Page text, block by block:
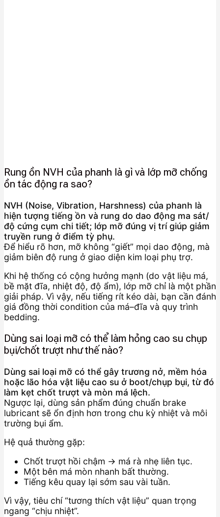
Rung ồn NVH của phanh là gì và lớp mỡ chống
ồn tác động ra sao?
NVH (Noise, Vibration, Harshness) của phanh là
hiện tượng tiếng ồn và rung do dao động ma sát/
độ cứng cụm chi tiết; lớp mỡ đúng vị trí giúp giảm
truyền rung ở điểm tỳ phụ.
Để hiểu rõ hơn, mỡ không “giết” mọi dao động, mà
giảm biên độ rung ở giao diện kim loại phụ trợ.
Khi hệ thống có cộng hưởng mạnh (do vật liệu má,
bề mặt đĩa, nhiệt độ, độ ẩm), lớp mỡ chỉ là một phần
giải pháp. Vì vậy, nếu tiếng rít kéo dài, bạn cần đánh
giá đồng thời condition của má–đĩa và quy trình
bedding.
Dùng sai loại mỡ có thể làm hỏng cao su chụp
bụi/chốt trượt như thế nào?
Dùng sai loại mỡ có thể gây trương nở, mềm hóa
hoặc lão hóa vật liệu cao su ở boot/chụp bụi, từ đó
làm kẹt chốt trượt và mòn má lệch.
Ngược lại, dùng sản phẩm đúng chuẩn brake
lubricant sẽ ổn định hơn trong chu kỳ nhiệt và môi
trường bụi ẩm.
Hệ quả thường gặp:
Chốt trượt hồi chậm → má rà nhẹ liên tục.
Một bên má mòn nhanh bất thường.
Tiếng kêu quay lại sớm sau vài tuần.
Vì vậy, tiêu chí “tương thích vật liệu” quan trọng
ngang “chịu nhiệt”.